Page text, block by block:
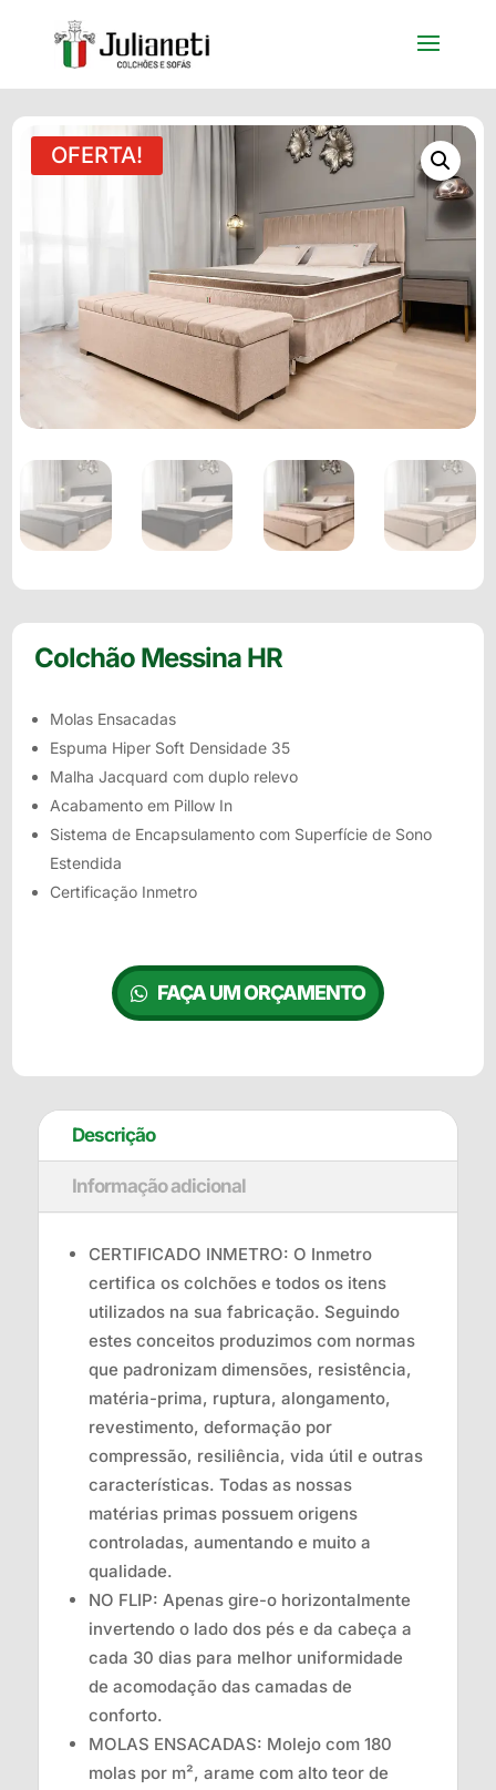
OFERTA!
Colchão Messina HR
Molas Ensacadas
Espuma Hiper Soft Densidade 35
Malha Jacquard com duplo relevo
Acabamento em Pillow In
Sistema de Encapsulamento com Superfície de Sono
Estendida
Certificação Inmetro
FAÇA UM ORÇAMENTO
Descrição
Informação adicional
CERTIFICADO INMETRO: O Inmetro
certifica os colchões e todos os itens
utilizados na sua fabricação. Seguindo
estes conceitos produzimos com normas
que padronizam dimensões, resistência,
matéria-prima, ruptura, alongamento,
revestimento, deformação por
compressão, resiliência, vida útil e outras
características. Todas as nossas
matérias primas possuem origens
controladas, aumentando e muito a
qualidade.
NO FLIP: Apenas gire-o horizontalmente
invertendo o lado dos pés e da cabeça a
cada 30 dias para melhor uniformidade
de acomodação das camadas de
conforto.
MOLAS ENSACADAS: Molejo com 180
molas por m², arame com alto teor de